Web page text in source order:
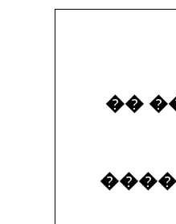
��